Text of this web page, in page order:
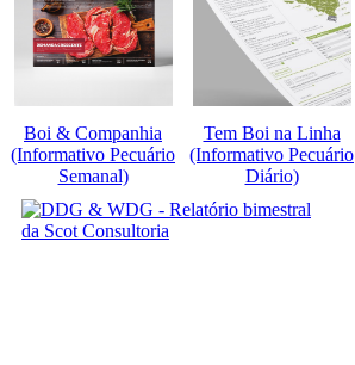
Boi & Companhia
(Informativo Pecuário
Semanal)
Tem Boi na Linha
(Informativo Pecuário
Diário)